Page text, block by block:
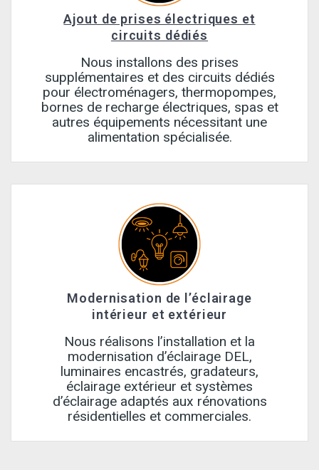
Ajout de prises électriques et
circuits dédiés
Nous installons des prises
supplémentaires et des circuits dédiés
pour électroménagers, thermopompes,
bornes de recharge électriques, spas et
autres équipements nécessitant une
alimentation spécialisée.
Modernisation de l’éclairage
intérieur et extérieur
Nous réalisons l’installation et la
modernisation d’éclairage DEL,
luminaires encastrés, gradateurs,
éclairage extérieur et systèmes
d’éclairage adaptés aux rénovations
résidentielles et commerciales.